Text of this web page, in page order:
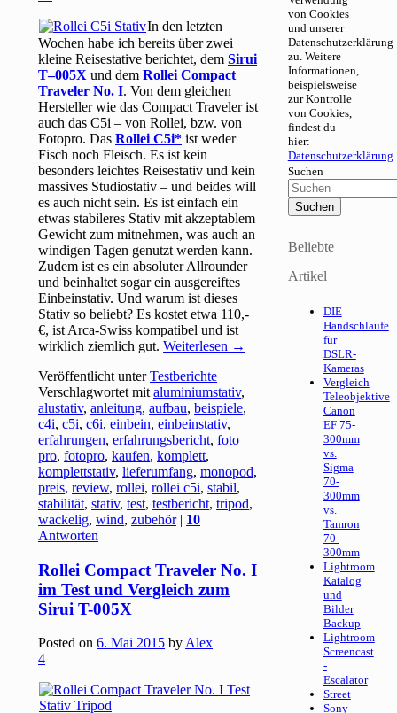
In den letzten
Wochen habe ich bereits über zwei
kleine Reisestative berichtet, demSirui
T–005X und demRollei Compact
Traveler No. I. Von dem gleichen
Hersteller wie das Compact Traveler ist
auch das C5i – von Rollei, bzw. von
Fotopro. DasRollei C5i
ist weder
Fisch noch Fleisch. Es ist kein
besonders leichtes Reisestativ und kein
massives Studiostativ – und beides will
es auch nicht sein. Es ist einfach ein
etwas stabileres Stativ mit akzeptablem
Gewicht zum mitnehmen, was auch an
windigen Tagen genutzt werden kann.
Zudem ist es ein absoluter Allrounder
und beinhaltet sogar ein ausgereiftes
Einbeinstativ. Und warum ist dieses
Stativ so beliebt? Es kostet etwa 110,-
€, ist Arca-Swiss kompatibel und ist
wirklich ziemlich gut.Weiterlesen →
Veröffentlicht unter Testberichte |
Verschlagwortet mit aluminiumstativ,
alustativ,anleitung,aufbau,beispiele,
c4i,c5i,c6i,einbein,einbeinstativ,
erfahrungen,erfahrungsbericht,foto
pro,fotopro,kaufen,komplett,
komplettstativ,lieferumfang,monopod,
preis,review,rollei,rollei c5i,stabil,
stabilität,stativ,test,testbericht,tripod,
wackelig,wind,zubehör | 10
Antworten
Rollei Compact Traveler No. I
im Test und Vergleich zum
Sirui T-005X
Posted on6. Mai 2015 byAlex
4
von Cookies
und unserer
Datenschutzerklärung
zu. Weitere
Informationen,
beispielsweise
zur Kontrolle
von Cookies,
findest du
hier:
Datenschutzerklärung
Suchen
Beliebte
Artikel
DIE
Handschlaufe
für
DSLR-
Kameras
Vergleich
Teleobjektive
Canon
EF 75-
300mm
vs.
Sigma
70-
300mm
vs.
Tamron
70-
300mm
Lightroom
Katalog
und
Bilder
Backup
Lightroom
Screencast
-
Escalator
Street
Sony